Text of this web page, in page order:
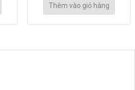
Thêm vào giỏ hàng